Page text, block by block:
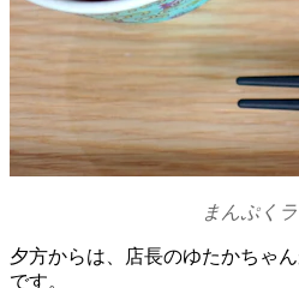
まんぷく
夕方からは、店長のゆたかちゃ
です。